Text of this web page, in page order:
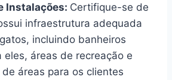
Instalações: Certifique-se de
infraestrutura adequada
incluindo banheiros
eles, áreas de recreação e
áreas para os clientes